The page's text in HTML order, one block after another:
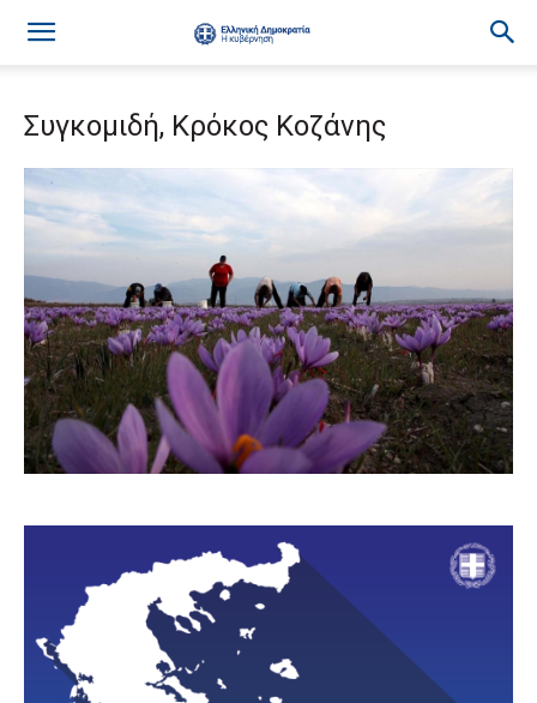
Συγκομιδή, Κρόκος Κοζάνης